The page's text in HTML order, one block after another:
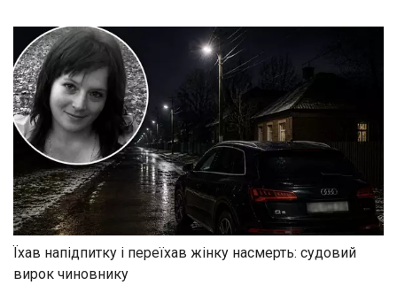
Їхав напідпитку і переїхав жінку насмерть: судовий
вирок чиновнику